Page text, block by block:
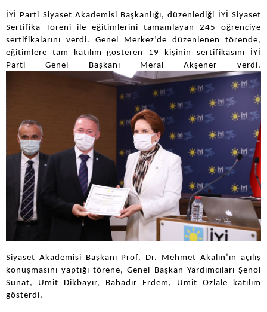
İYİ Parti Siyaset Akademisi Başkanlığı, düzenlediği İYİ Siyaset
Sertifika Töreni ile eğitimlerini tamamlayan 245 öğrenciye
sertifikalarını verdi. Genel Merkez’de düzenlenen törende,
eğitimlere tam katılım gösteren 19 kişinin sertifikasını İYİ
Parti Genel Başkanı Meral Akşener verdi.
Siyaset Akademisi Başkanı Prof. Dr. Mehmet Akalın’ın açılış
konuşmasını yaptığı törene, Genel Başkan Yardımcıları Şenol
Sunat, Ümit Dikbayır, Bahadır Erdem, Ümit Özlale katılım
gösterdi.